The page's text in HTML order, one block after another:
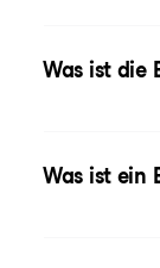
Was ist die
Was ist ein